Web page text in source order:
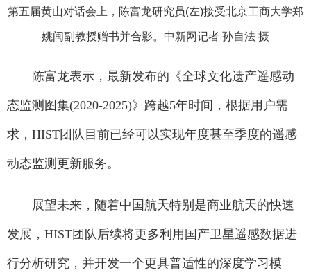
第五届黄山对话会上，陈富龙研究员(左)接受北京工商大学郑
姚闽副教授赠书并合影。中新网记者 孙自法 摄
陈富龙表示，最新发布的《全球文化遗产遥感动
态监测图集(2020-2025)》跨越5年时间，根据用户需
求，HIST团队目前已经可以实现年度甚至季度的遥感
动态监测更新服务。
展望未来，随着中国航天特别是商业航天的快速
发展，HIST团队后续将更多利用国产卫星遥感数据进
行分析研究，并开发一个更具普适性的深度学习模